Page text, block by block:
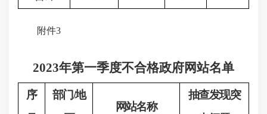
附件3
2023年第一季度不合格政府网站名单
序
部门/地
网站名称
抽查发现突